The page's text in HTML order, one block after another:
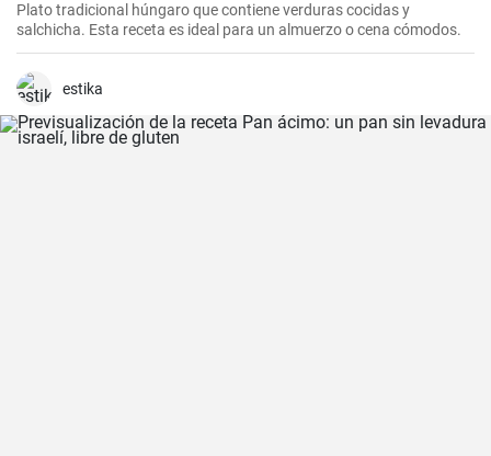
Plato tradicional húngaro que contiene verduras cocidas y
salchicha. Esta receta es ideal para un almuerzo o cena cómodos.
estika